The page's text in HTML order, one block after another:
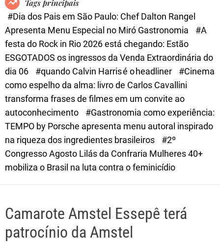
e
Tags principais
#Dia dos Pais em São Paulo: Chef Dalton Rangel
Apresenta Menu Especial no Miró Gastronomia
#A
festa do Rock in Rio 2026 está chegando: Estão
ESGOTADOS os ingressos da Venda Extraordinária do
dia 06
#quando Calvin Harris é o headliner
#Cinema
como espelho da alma: livro de Carlos Cavallini
transforma frases de filmes em um convite ao
autoconhecimento
#Gastronomia como experiência:
TEMPO by Porsche apresenta menu autoral inspirado
na riqueza dos ingredientes brasileiros
#2º
Congresso Agosto Lilás da Confraria Mulheres 40+
mobiliza o Brasil na luta contra o feminicídio
Camarote Amstel Essepê terá
patrocínio da Amstel